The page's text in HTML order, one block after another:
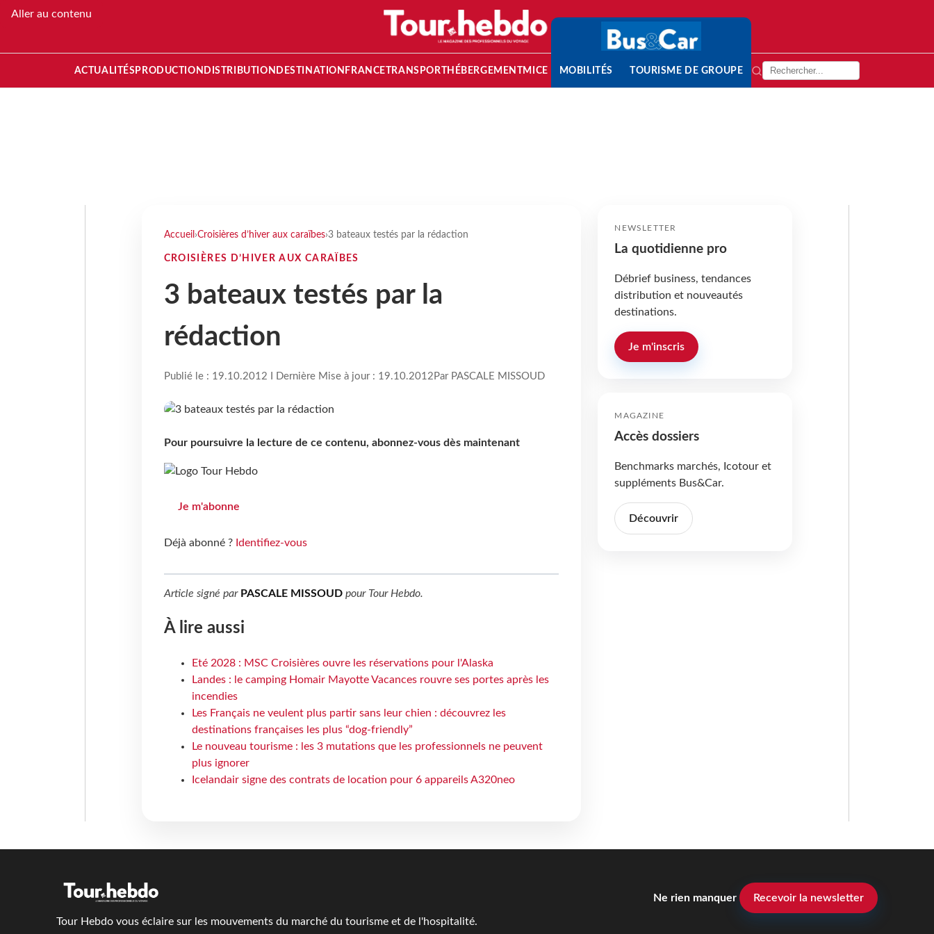
Aller au contenu
ACTUALITÉS PRODUCTION DISTRIBUTION DESTINATION FRANCETRANSPORT HÉBERGEMENTMICE MOBILITÉS TOURISME DE GROUPE
Accueil ›Croisières d’hiver aux caraïbes›3 bateaux testés par la rédaction
CROISIÈRES D’HIVER AUX CARAÏBES
3 bateaux testés par la
rédaction
Publié le : 19.10.2012 I Dernière Mise à jour : 19.10.2012 Par PASCALE MISSOUD
Pour poursuivre la lecture de ce contenu, abonnez-vous dès maintenant
Je m'abonne
Déjà abonné ? Identifiez-vous
Article signé par PASCALE MISSOUDpour Tour Hebdo.
À lire aussi
Eté 2028 : MSC Croisières ouvre les réservations pour l'Alaska
Landes : le camping Homair Mayotte Vacances rouvre ses portes après les
incendies
Les Français ne veulent plus partir sans leur chien : découvrez les
destinations françaises les plus “dog-friendly”
Le nouveau tourisme : les 3 mutations que les professionnels ne peuvent
plus ignorer
Icelandair signe des contrats de location pour 6 appareils A320neo
NEWSLETTER
La quotidienne pro
Débrief business, tendances
distribution et nouveautés
destinations.
Je m'inscris
MAGAZINE
Accès dossiers
Benchmarks marchés, Icotour et
suppléments Bus&Car.
Découvrir
Tour Hebdo vous éclaire sur les mouvements du marché du tourisme et de l'hospitalité.
Ne rien manquer Recevoir la newsletter